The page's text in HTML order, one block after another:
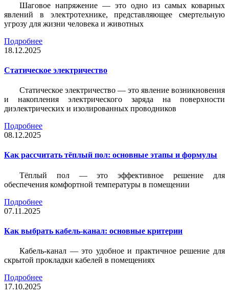
Шаговое напряжение — это одно из самых коварных
явлений в электротехнике, представляющее смертельную
угрозу для жизни человека и животных
Подробнее
18.12.2025
Статическое электричество
Статическое электричество — это явление возникновения
и накопления электрического заряда на поверхности
диэлектрических и изолированных проводников
Подробнее
08.12.2025
Как рассчитать тёплый пол: основные этапы и формулы
Тёплый пол — это эффективное решение для
обеспечения комфортной температуры в помещении
Подробнее
07.11.2025
Как выбрать кабель-канал: основные критерии
Кабель-канал — это удобное и практичное решение для
скрытой прокладки кабелей в помещениях
Подробнее
17.10.2025